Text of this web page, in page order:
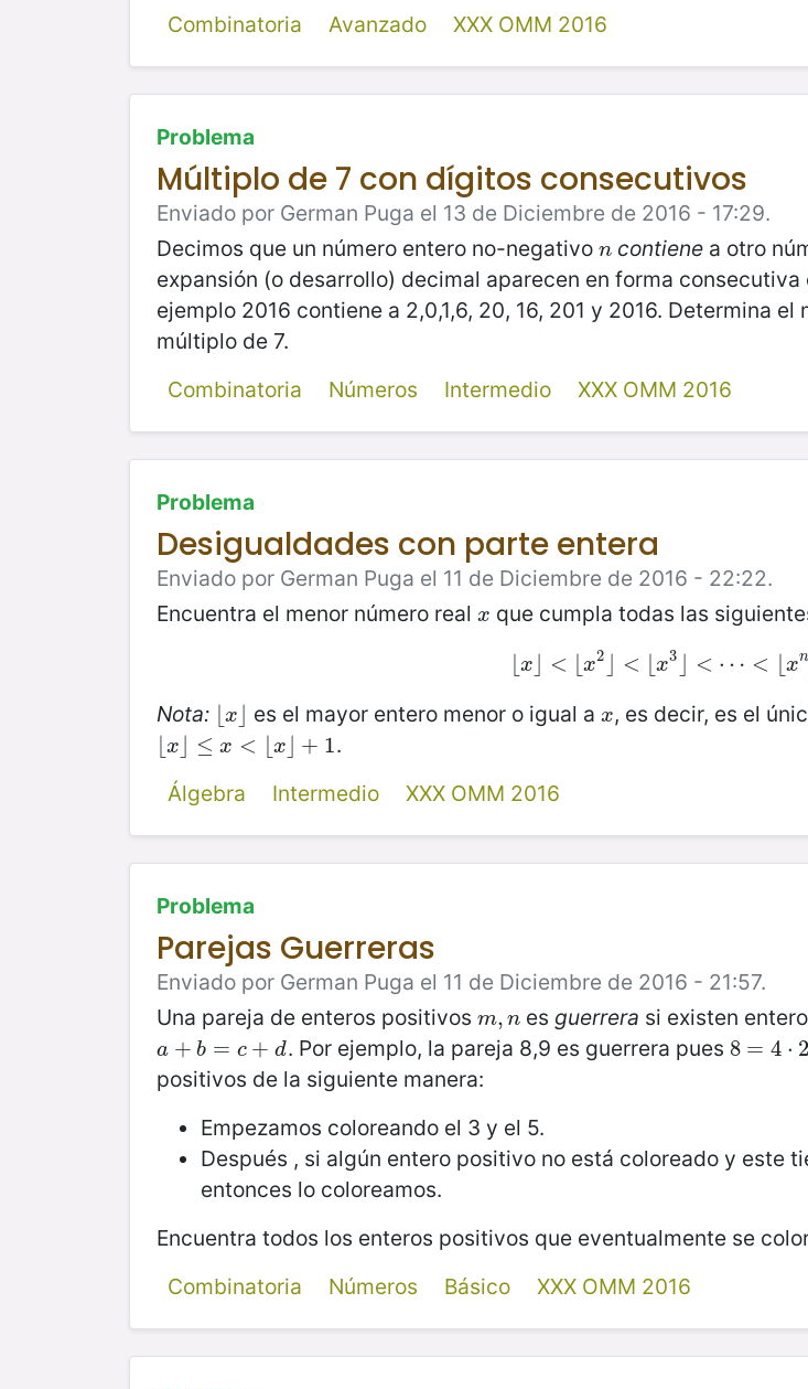
Combinatoria
Avanzado XXX OMM 2016
Problema
Múltiplo de 7 con dígitos consecutivos
Enviado por German Puga el 13 de Diciembre de 2016 - 17:29.
Decimos que un número entero no-negativo n
n contiene a otro
expansión (o desarrollo) decimal aparecen en forma
ejemplo 2016 contiene a 2,0,1,6, 20, 16, 201 y 2016. Determina el
múltiplo de 7.
Combinatoria
Números Intermedio XXX OMM 2016
Problema
Desigualdades con parte entera
Enviado por German Puga el 11 de Diciembre de 2016 - 22:22.
Encuentra el menor número real x
x que cumpla todas las
x < ⌊x2 < ⌊x3 < ⋯ < xn
x⌋< x2 <⌊ 3⌋< ⋯ <⌊x n⌋<
Nota:
x
x⌋ es el mayor entero menor o igual a x
x, es decir, es el
x ≤ x < x + 1
x⌋ x<⌊x ⌋+
.
Álgebra
Intermedio XXX OMM 2016
Problema
Parejas Guerreras
Enviado por German Puga el 11 de Diciembre de 2016 - 21:57.
Una pareja de enteros positivos m, n
m,n es guerrera si existen
a + b = c + d
a +b = c+ d . Por ejemplo, la pareja 8,9 es guerrera pues 8 = 4 ⋅ 2
8 =4 ⋅2, 9
positivos de la siguiente manera:
Empezamos coloreando el 3 y el 5.
Después , si algún entero positivo no está coloreado y este
entonces lo coloreamos.
Encuentra todos los enteros positivos que eventualmente se
Combinatoria
Números Básico XXX OMM 2016